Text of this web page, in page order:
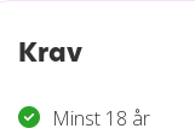
Krav
Minst 18 år